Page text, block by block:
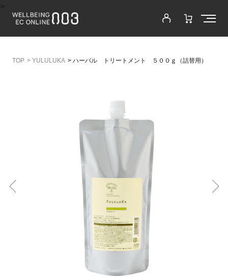
> YULULUKA > ハーバル トリートメント ５００ｇ（詰替用）